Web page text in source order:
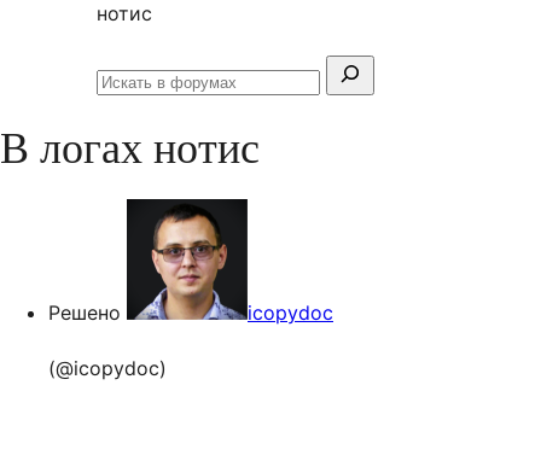
нотис
Поиск:
Искать
В логах нотис
Решено icopydoc
(@icopydoc)